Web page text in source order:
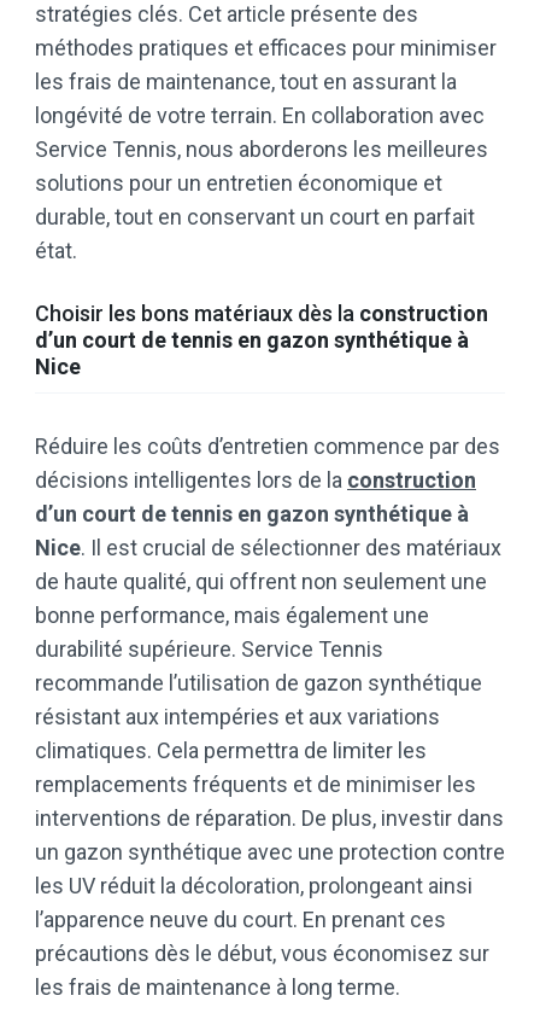
stratégies clés. Cet article présente des
méthodes pratiques et efficaces pour minimiser
les frais de maintenance, tout en assurant la
longévité de votre terrain. En collaboration avec
Service Tennis, nous aborderons les meilleures
solutions pour un entretien économique et
durable, tout en conservant un court en parfait
état.
Choisir les bons matériaux dès la construction
d’un court de tennis en gazon synthétique à
Nice
Réduire les coûts d’entretien commence par des
décisions intelligentes lors de la construction
d’un court de tennis en gazon synthétique à
Nice. Il est crucial de sélectionner des matériaux
de haute qualité, qui offrent non seulement une
bonne performance, mais également une
durabilité supérieure. Service Tennis
recommande l’utilisation de gazon synthétique
résistant aux intempéries et aux variations
climatiques. Cela permettra de limiter les
remplacements fréquents et de minimiser les
interventions de réparation. De plus, investir dans
un gazon synthétique avec une protection contre
les UV réduit la décoloration, prolongeant ainsi
l’apparence neuve du court. En prenant ces
précautions dès le début, vous économisez sur
les frais de maintenance à long terme.